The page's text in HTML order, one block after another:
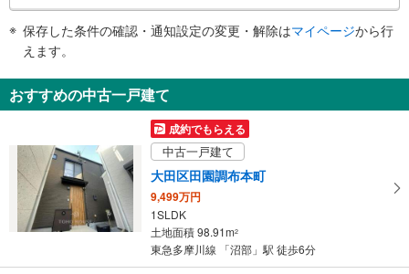
知
を
け
る
保存した条件の確認・通知設定の変更・解除はマイページから行
えます。
おすすめの中古一戸建て
成約でもらえる
中古一戸建て
大田区田園調布本町
9,499万円
1SLDK
土地面積 98.91m2
東急多摩川線 「沼部」駅 徒歩6分